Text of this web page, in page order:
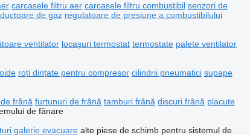
carcasele filtru aer carcasele filtru combustibil senzori de
de gaz regulatoare de presiune a combustibilului
ventilator locașuri termostat termostate palete ventilator
roți dințate pentru compresor cilindrii pneumatici supape
frână furtunuri de frână tamburi frână discuri frână placute
de fânare
galerie evacuare alte piese de schimb pentru sistemul de